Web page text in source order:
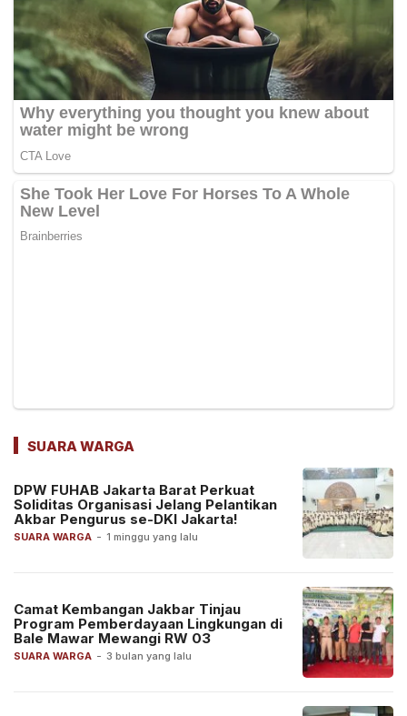
SUARA WARGA
SUARA WARGA - 1 minggu yang lalu
DPW FUHAB Jakarta Barat Perkuat
Soliditas Organisasi Jelang Pelantikan
Akbar Pengurus se-DKI Jakarta!
SUARA WARGA - 3 bulan yang lalu
Camat Kembangan Jakbar Tinjau
Program Pemberdayaan Lingkungan di
Bale Mawar Mewangi RW 03